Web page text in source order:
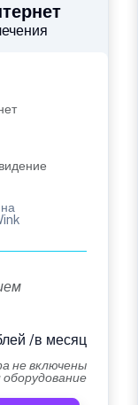
/в месяц
не включены